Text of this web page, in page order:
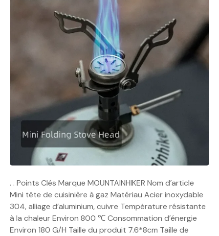
. . Points Clés Marque MOUNTAINHIKER Nom d’article
Mini tête de cuisinière à gaz Matériau Acier inoxydable
304, alliage d’aluminium, cuivre Température résistante
à la chaleur Environ 800 ℃ Consommation d’énergie
Environ 180 G/H Taille du produit 7.6*8cm Taille de